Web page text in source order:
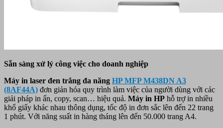
Sẵn sàng xử lý công việc cho doanh nghiệp
Máy in laser đen trắng đa năng HP MFP M438DN A3
(8AF44A) đơn giản hóa quy trình làm việc của người dùng với các
giải pháp in ấn, copy, scan… hiệu quả. Máy in HP hỗ trợ in nhiều
khổ giấy khác nhau thông dụng, tốc độ in đơn sắc lên đến 22 trang
1 phút. Với năng suất in hàng tháng lên đến 50.000 trang A4.